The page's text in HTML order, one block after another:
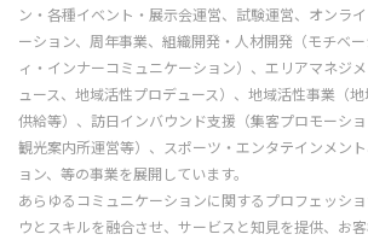
ン・各種イベント・展示会運営、試験運営、オンラ
ーション、周年事業、組織開発・人材開発（モチベ
ィ・インナーコミュニケーション）、エリアマネジ
ュース、地域活性プロデュース）、地域活性事業（
供給等）、訪日インバウンド支援（集客プロモーショ
観光案内所運営等）、スポーツ・エンタテインメン
ョン、等の事業を展開しています。
あらゆるコミュニケーションに関するプロフェッシ
ウとスキルを融合させ、サービスと知見を提供、お